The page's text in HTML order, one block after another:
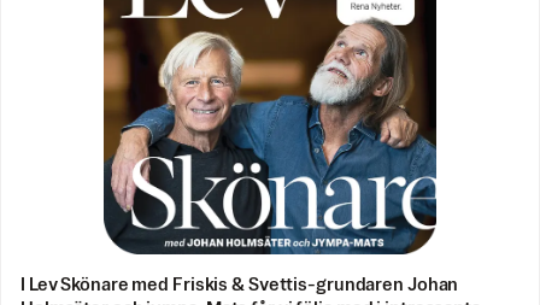
I Lev Skönare med Friskis & Svettis-grundaren Johan